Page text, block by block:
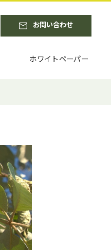
お問い合わせ
ホワイトペーパー